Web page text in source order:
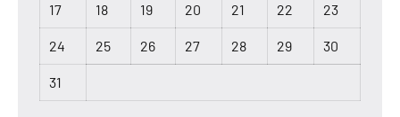
17 18 19 20 21 22 23
24 25 26 27 28 29 30
31